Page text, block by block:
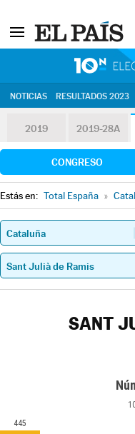
NOTICIAS RESULTADOS 2023
2019 2019-28A
CONGRESO
Estás en: Total España »
SANT
445